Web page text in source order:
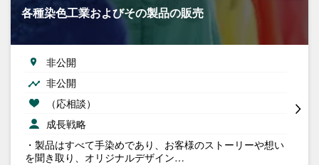
各種染色工業およびその製品の販売
非公開
非公開
（応相談）
成長戦略
・製品はすべて手染めであり、お客様のストーリーや想い
を聞き取り、オリジナルデザイン…